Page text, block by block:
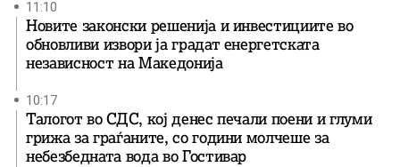
11:10
Новите законски решенија и инвестициите во
обновливи извори ја градат енергетската
независност на Македонија
10:17
Талогот во СДС, кој денес печали поени и глуми
грижа за граѓаните, со години молчеше за
небезбедната вода во Гостивар